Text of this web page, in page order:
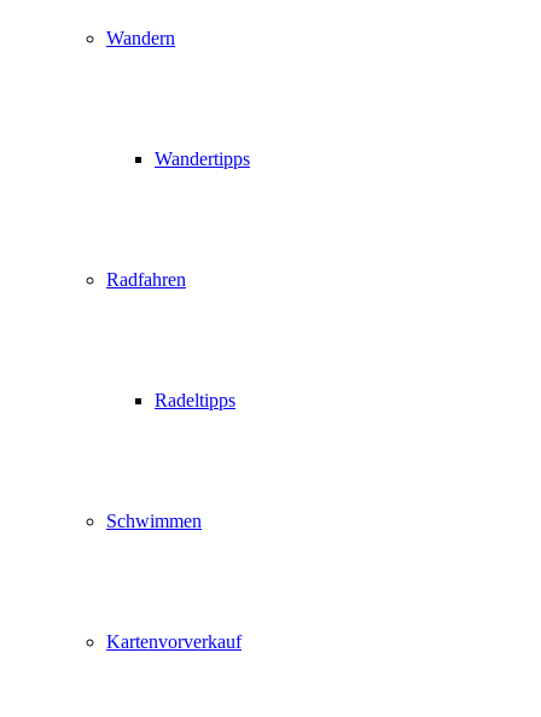
Wandern
Wandertipps
Radfahren
Radeltipps
Schwimmen
Kartenvorverkauf